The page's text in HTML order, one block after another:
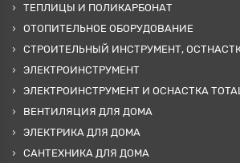
ТЕПЛИЦЫ И ПОЛИКАРБОНАТ
ОТОПИТЕЛЬНОЕ ОБОРУДОВАНИЕ
СТРОИТЕЛЬНЫЙ ИНСТРУМЕНТ,
ЭЛЕКТРОИНСТРУМЕНТ
ЭЛЕКТРОИНСТРУМЕНТ И ОСНАСТКА TOTAL,
ВЕНТИЛЯЦИЯ ДЛЯ ДОМА
ЭЛЕКТРИКА ДЛЯ ДОМА
САНТЕХНИКА ДЛЯ ДОМА